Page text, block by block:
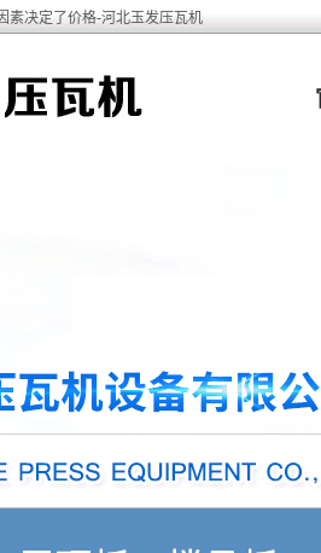
素决定了价格-河北玉发压瓦机